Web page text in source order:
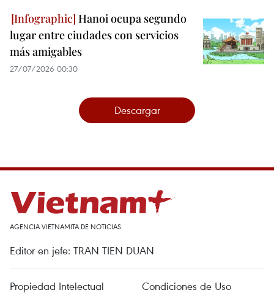
Hanoi ocupa segundo
lugar entre ciudades con servicios
más amigables
27/07/2026 00:30
Descargar
AGENCIA VIETNAMITA DE NOTICIAS
Editor en jefe: TRAN TIEN DUAN
Propiedad Intelectual Condiciones de Uso